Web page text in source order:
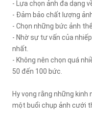
- Lựa chọn ảnh đa dạng
- Đảm bảo chất lượng
- Chọn những bức ảnh
- Nhờ sự tư vấn của
nhất.
- Không nên chọn quá
50 đến 100 bức.
Hy vọng rằng những
một buổi chụp ảnh cưới